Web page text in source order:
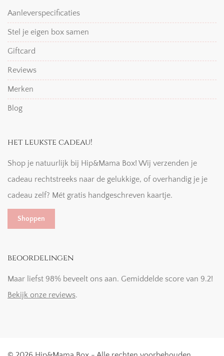
Aanleverspecificaties
Stel je eigen box samen
Giftcard
Reviews
Merken
Blog
het leukste cadeau!
Shop je natuurlijk bij Hip&Mama Box! Wij verzenden je
cadeau rechtstreeks naar de gelukkige, of overhandig je je
cadeau zelf? Mét gratis handgeschreven kaartje.
Shoppen
beoordelingen
Maar liefst 98% beveelt ons aan. Gemiddelde score van 9.2!
Bekijk onze reviews.